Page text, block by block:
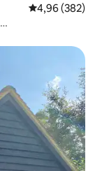
Gemiddelde
4,96 (382)